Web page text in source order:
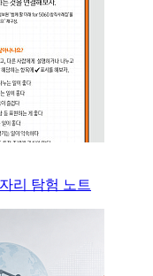
리 탐험 노트